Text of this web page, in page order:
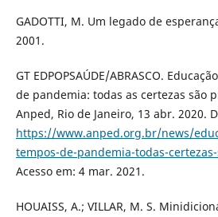
GADOTTI, M. Um legado de
2001.
GT EDPOPSAÚDE/ABRASCO.
de pandemia: todas as certezas são
Anped, Rio de Janeiro, 13 abr. 2020.
https://www.anped.org.br/news/
tempos-de-pandemia-todas-
Acesso em: 4 mar. 2021.
HOUAISS, A.; VILLAR, M. S.